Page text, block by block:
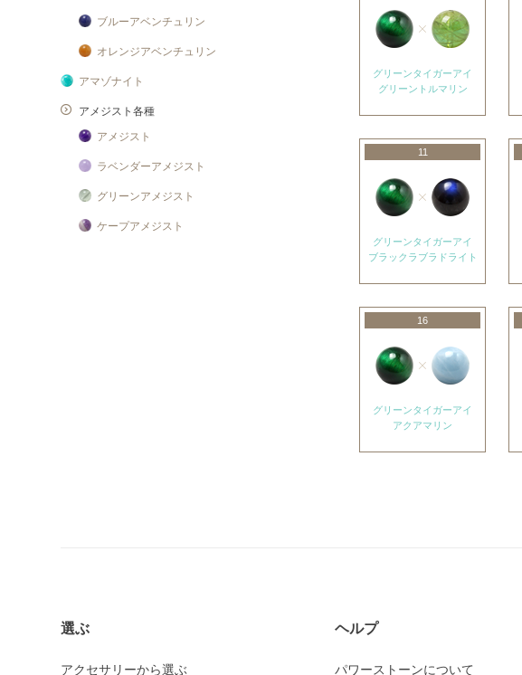
ブルーアベンチュリン
オレンジアベンチュリン
アマゾナイト
アメジスト各種
アメジスト
ラベンダーアメジスト
グリーンアメジスト
ケープアメジスト
ホワイトオニキス
グリーンタイガーアイ
グリーントルマリン
11
グリーンタイガーアイ
ブラックラブラドライト
16
グリーンタイガーアイ
アクアマリン
選ぶ
アクセサリーから選ぶ
ヘルプ
パワーストーンについて